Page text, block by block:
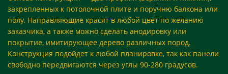
закрепленных к потолочной плите и поручню балкона или
полу. Направляющие красят в любой цвет по желанию
заказчика, а также можно сделать анодировку или
покрытие, имитирующее дерево различных пород.
Конструкция подойдет к любой планировке, так как панели
свободно передвигаются через углы 90-280 градусов.